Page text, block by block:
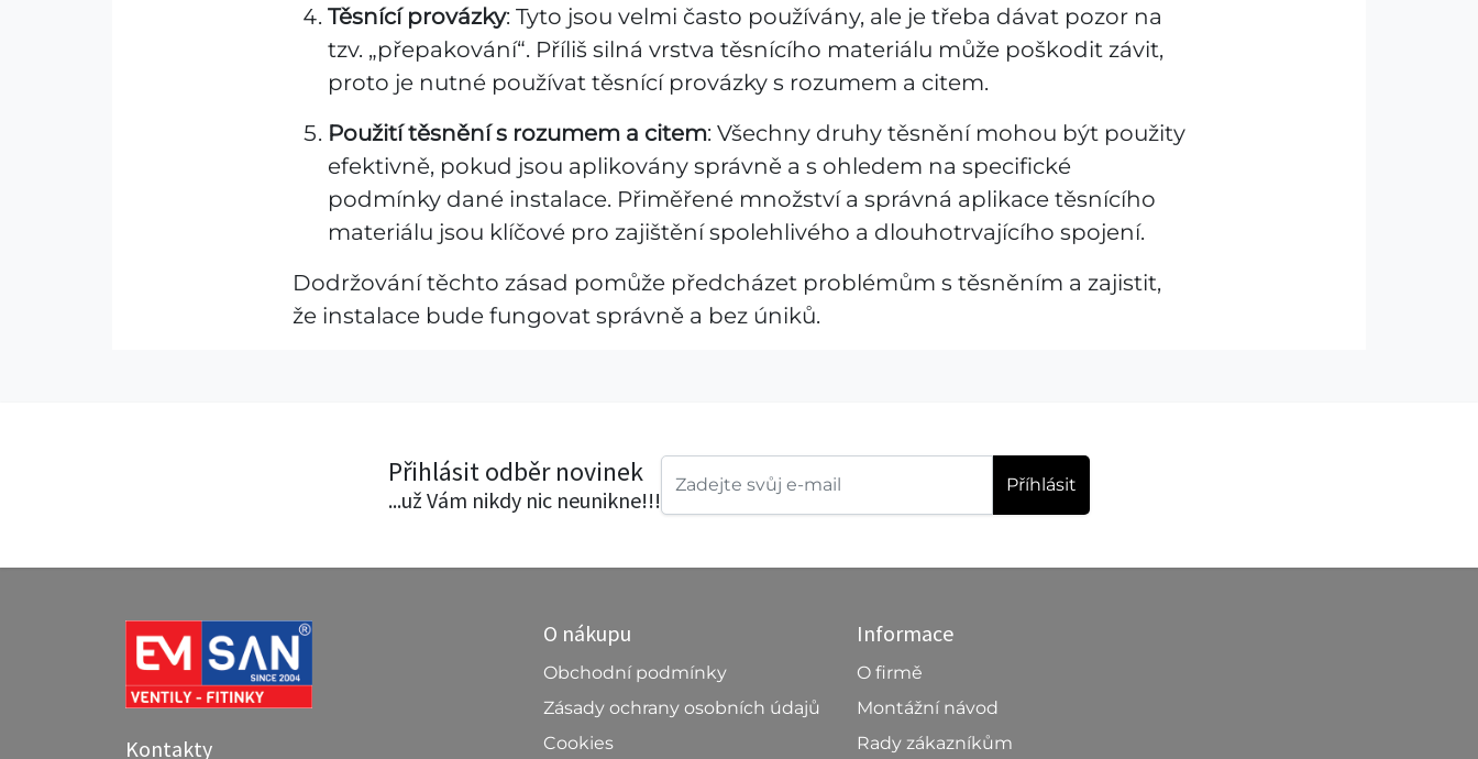
Těsnící provázky: Tyto jsou velmi často používány, ale je třeba dávat pozor na
tzv. „přepakování“. Příliš silná vrstva těsnícího materiálu může poškodit závit,
proto je nutné používat těsnící provázky s rozumem a citem.
Použití těsnění s rozumem a citem: Všechny druhy těsnění mohou být použity
efektivně, pokud jsou aplikovány správně a s ohledem na specifické
podmínky dané instalace. Přiměřené množství a správná aplikace těsnícího
materiálu jsou klíčové pro zajištění spolehlivého a dlouhotrvajícího spojení.
Dodržování těchto zásad pomůže předcházet problémům s těsněním a zajistit,
že instalace bude fungovat správně a bez úniků.
Přihlásit odběr novinek
...už Vám nikdy nic neunikne!!!
Příhlásit
Kontakty
O nákupu
Obchodní podmínky
Zásady ochrany osobních údajů
Cookies
Informace
O firmě
Montážní návod
Rady zákazníkům